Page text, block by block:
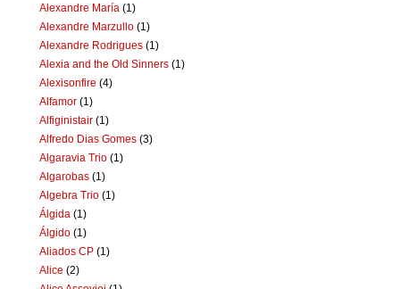
Alexandre María (1)
Alexandre Marzullo (1)
Alexandre Rodrigues (1)
Alexia and the Old Sinners (1)
Alexisonfire (4)
Alfamor (1)
Alfiginistair (1)
Alfredo Dias Gomes (3)
Algaravia Trio (1)
Algarobas (1)
Algebra Trio (1)
Álgida (1)
Álgido (1)
Aliados CP (1)
Alice (2)